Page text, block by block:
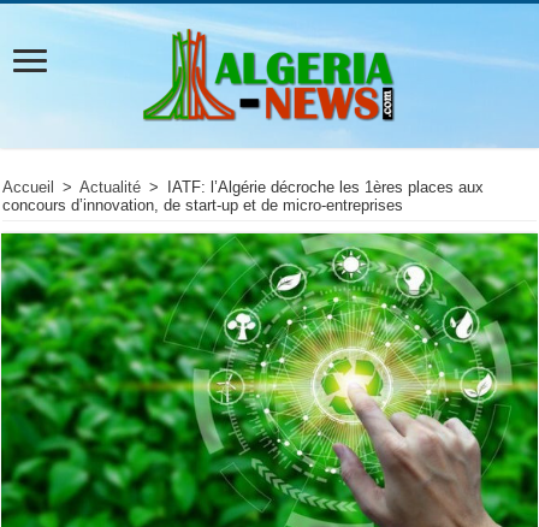
Accueil > Actualité >
IATF: l’Algérie décroche les 1ères places aux
concours d’innovation, de start-up et de micro-entreprises